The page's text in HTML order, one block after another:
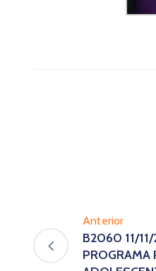
Anterior
B2060 11/11/
PROGRAMA